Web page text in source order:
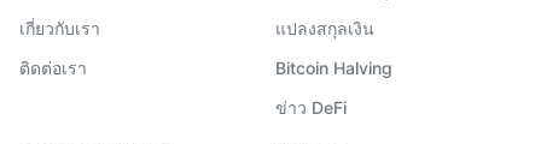
เกี่ยวกับเรา
ติดต่อเรา
แปลงสกุลเงิน
Bitcoin Halving
ข่าว DeFi